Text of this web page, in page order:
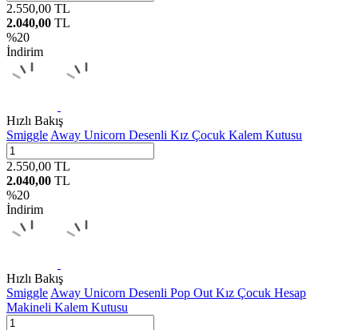
2.550,00 TL
2.040,00 TL
%20
İndirim
Hızlı Bakış
Smiggle Away Unicorn Desenli Kız Çocuk Kalem Kutusu
2.550,00 TL
2.040,00 TL
%20
İndirim
Hızlı Bakış
Smiggle Away Unicorn Desenli Pop Out Kız Çocuk Hesap
Makineli Kalem Kutusu